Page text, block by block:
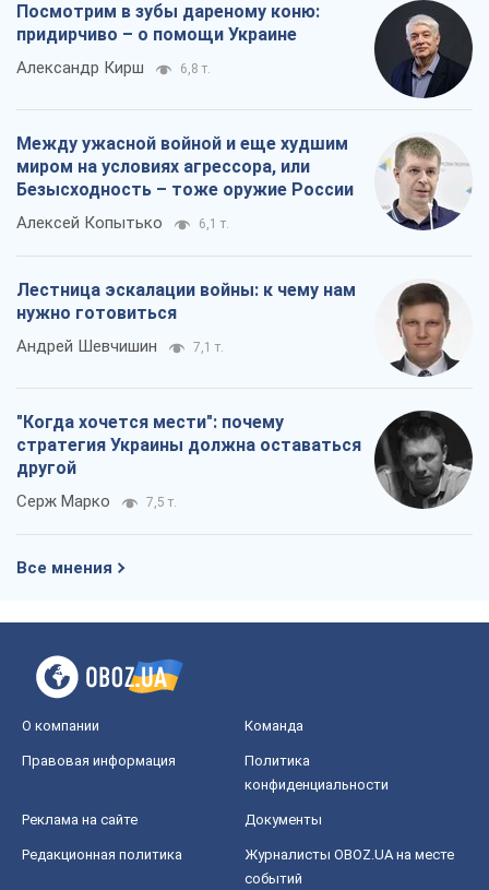
Посмотрим в зубы дареному коню:
придирчиво – о помощи Украине
Александр Кирш 6,8 т.
Между ужасной войной и еще худшим
миром на условиях агрессора, или
Безысходность – тоже оружие России
Алексей Копытько 6,1 т.
Лестница эскалации войны: к чему нам
нужно готовиться
Андрей Шевчишин 7,1 т.
"Когда хочется мести": почему
стратегия Украины должна оставаться
другой
Серж Марко 7,5 т.
Все мнения
О компании Команда
Правовая информация
Политика
конфиденциальности
Реклама на сайте Документы
Редакционная политика
Журналисты OBOZ.UA на месте
событий